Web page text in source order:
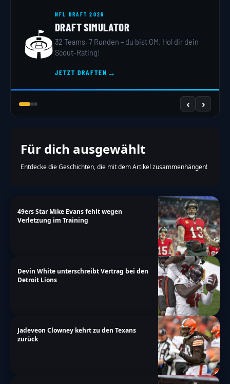
🏟️
NFL DRAFT 2026
DRAFT SIMULATOR
32 Teams, 7 Runden – du bist GM. Hol dir dein
Scout-Rating!
JETZT DRAFTEN →
‹ ›
Für dich ausgewählt
Entdecke die Geschichten, die mit dem Artikel zusammenhängen!
49ers Star Mike Evans fehlt wegen
Verletzung im Training
Devin White unterschreibt Vertrag bei den
Detroit Lions
Jadeveon Clowney kehrt zu den Texans
zurück